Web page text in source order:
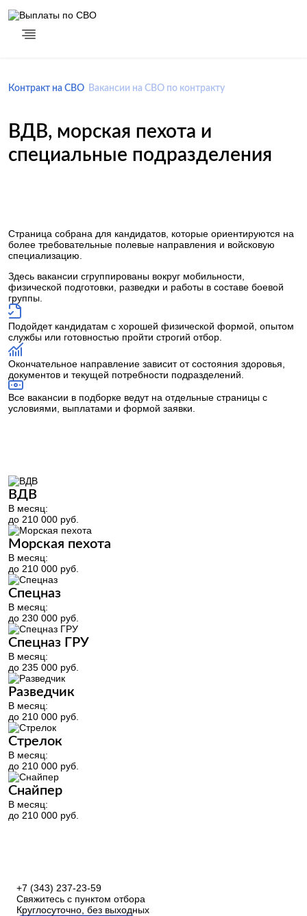
Контракт на СВО Вакансии на СВО по контракту
ВДВ, морская пехота и
специальные подразделения
Страница собрана для кандидатов, которые ориентируются на
более требовательные полевые направления и войсковую
специализацию.
Здесь вакансии сгруппированы вокруг мобильности,
физической подготовки, разведки и работы в составе боевой
группы.
Подойдет кандидатам с хорошей физической формой, опытом
службы или готовностью пройти строгий отбор.
Окончательное направление зависит от состояния здоровья,
документов и текущей потребности подразделений.
Все вакансии в подборке ведут на отдельные страницы с
условиями, выплатами и формой заявки.
ВДВ
В месяц:
до 210 000 руб.
Морская пехота
В месяц:
до 210 000 руб.
Спецназ
В месяц:
до 230 000 руб.
Спецназ ГРУ
В месяц:
до 235 000 руб.
Разведчик
В месяц:
до 210 000 руб.
Стрелок
В месяц:
до 210 000 руб.
Снайпер
В месяц:
до 210 000 руб.
+7 (343) 237-23-59
Свяжитесь с пунктом отбора
Круглосуточно, без выходных